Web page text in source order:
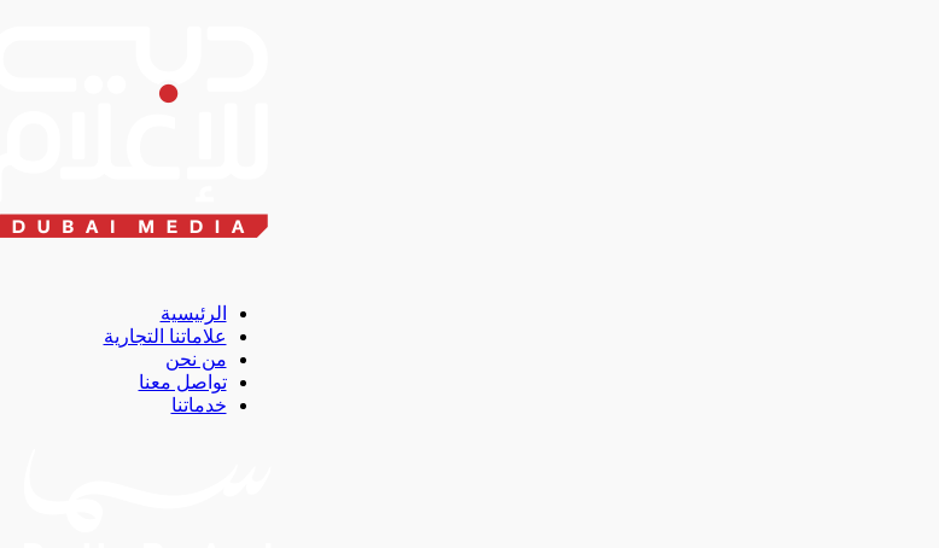
الرئيسية
علاماتنا التجارية
من نحن
تواصل معنا
خدماتنا